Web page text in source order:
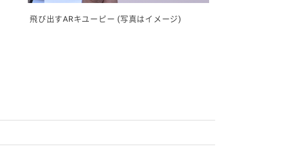
飛び出すARキユーピー (写真はイメージ)